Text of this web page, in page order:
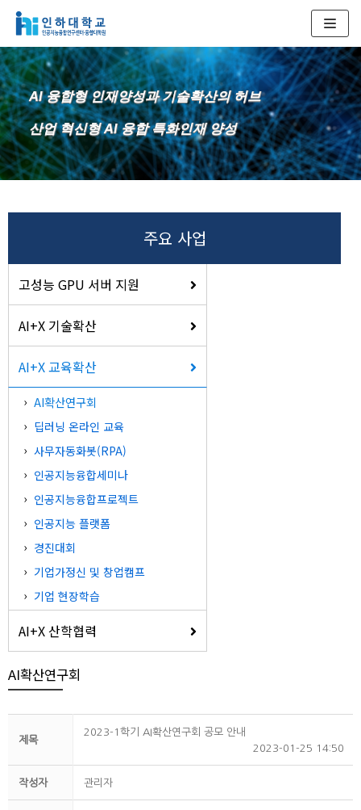
텐
츠
로
건
너
뛰
기
AI 융합형 인재양성과 기술확산의 허브
산업 혁신형 AI 융합 특화인재 양성
주요 사업
고성능 GPU 서버 지원
AI+X 기술확산
AI+X 교육확산
AI확산연구회
딥러닝 온라인 교육
사무자동화봇(RPA)
인공지능융합세미나
인공지능융합프로젝트
인공지능 플랫폼
경진대회
기업가정신 및 창업캠프
기업 현장학습
AI+X 산학협력
AI확산연구회
제목
2023-1학기 AI확산연구회 공모 안내
2023-01-25 14:50
작성자 관리자